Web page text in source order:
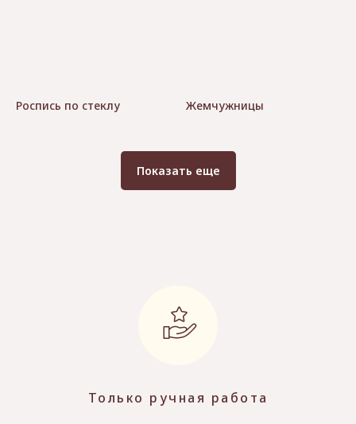
Роспись по стеклу Жемчужницы
Показать еще
Только ручная работа